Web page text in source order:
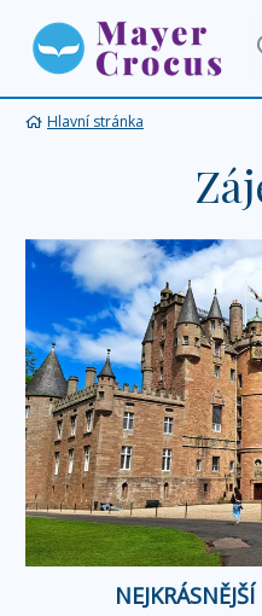
Hlavní stránka